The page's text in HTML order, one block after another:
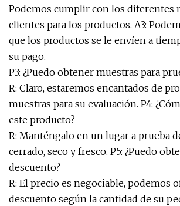
Podemos cumplir con los diferentes
clientes para los productos. A3:
que los productos se le envíen a
su pago.
P3: ¿Puedo obtener muestras para
R: Claro, estaremos encantados de
muestras para su evaluación. P4:
este producto?
R: Manténgalo en un lugar a prueba
cerrado, seco y fresco. P5: ¿Puedo
descuento?
R: El precio es negociable, podemos
descuento según la cantidad de su